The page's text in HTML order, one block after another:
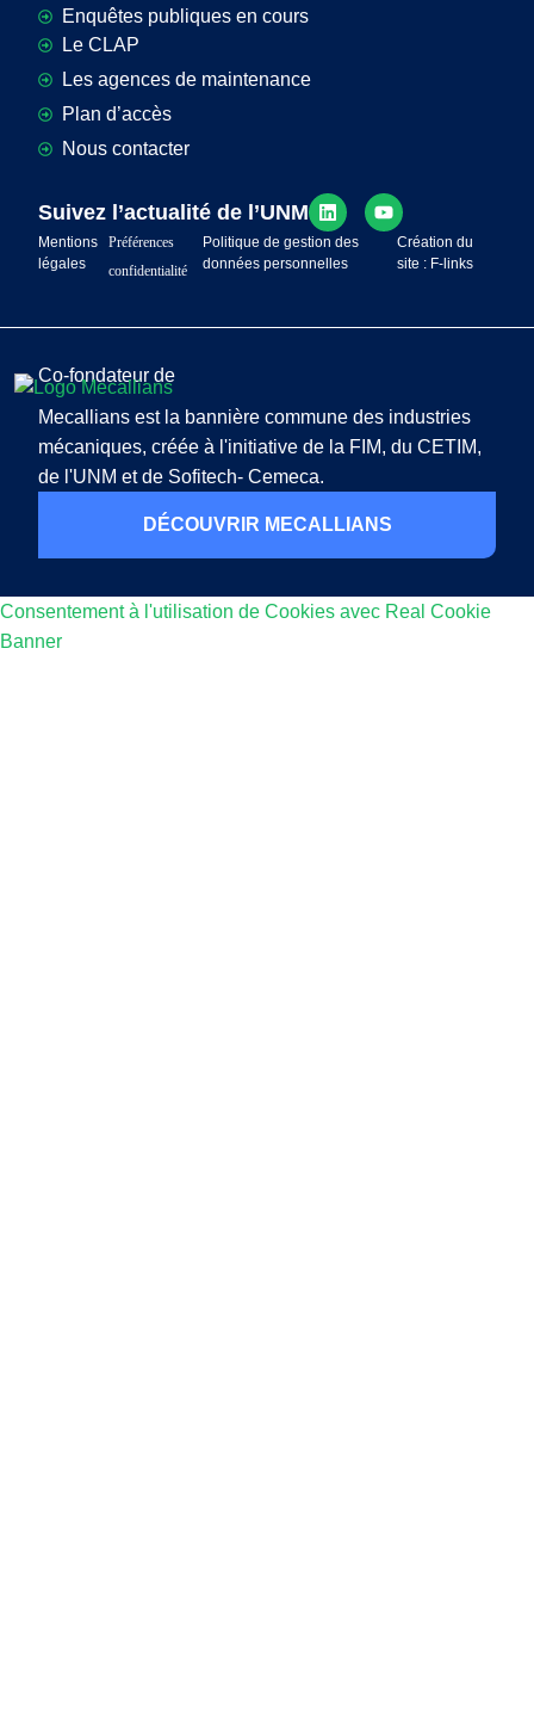
Enquêtes publiques en cours
Le CLAP
Les agences de maintenance
Plan d’accès
Nous contacter
Suivez l’actualité de l’UNM
Mentions
légales
Préférences
confidentialité
Politique de gestion des
données personnelles
Création du
site : F-links
Co-fondateur de
Mecallians est la bannière commune des industries
mécaniques, créée à l'initiative de la FIM, du CETIM,
de l'UNM et de Sofitech- Cemeca.
DÉCOUVRIR MECALLIANS
Consentement à l'utilisation de Cookies avec Real Cookie
Banner